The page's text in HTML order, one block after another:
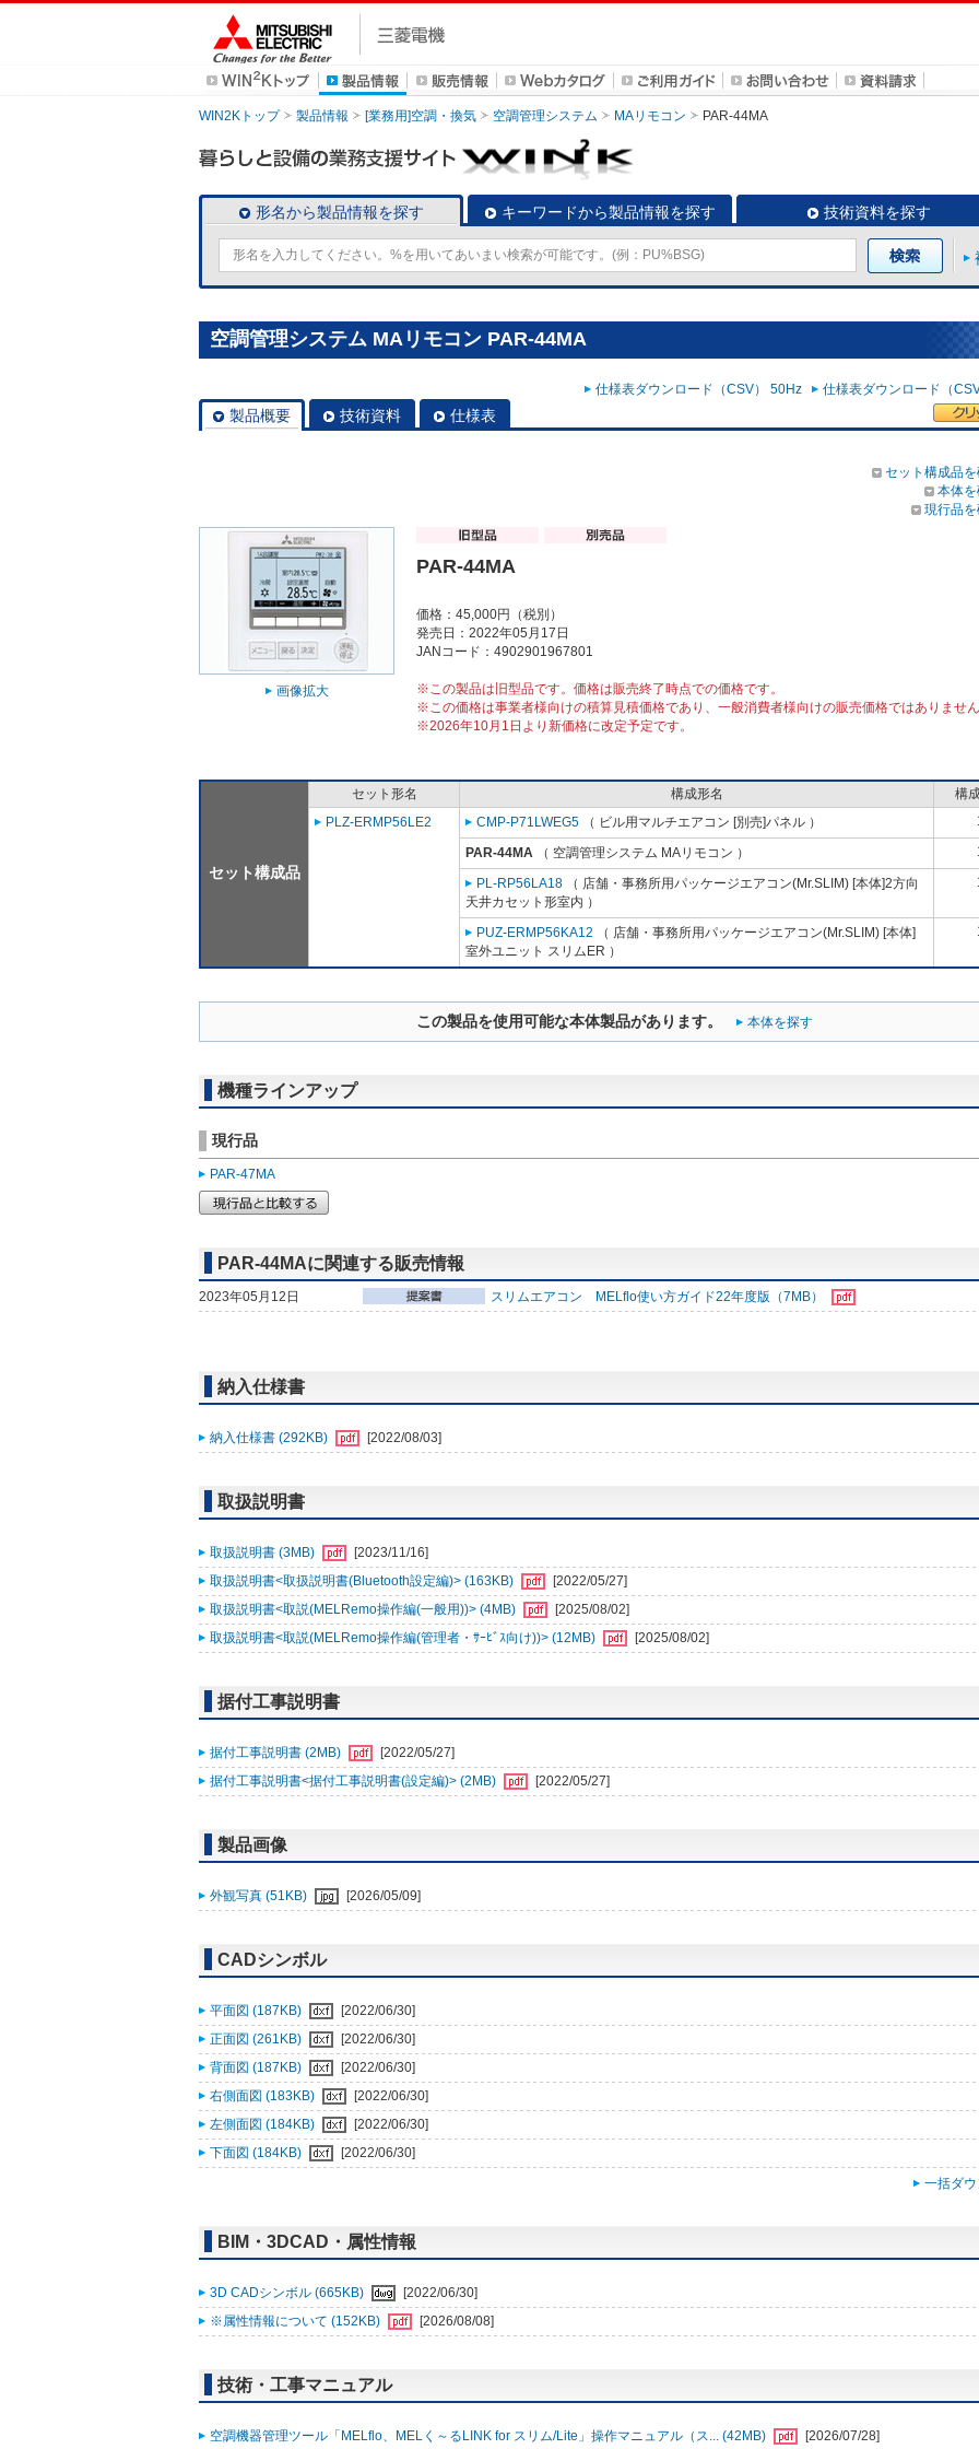
WIN2Kトップ 製品情報 [業務用]空調・換気 空調管理システム MAリモコン PAR-44MA
形名から製品情報を探す キーワードから製品情報を探す 技術資料を探す
空調管理システム MAリモコン PAR-44MA
仕様表ダウンロード（CSV） 50Hz 仕様表ダウンロード（
製品概要 技術資料 仕様表
セット構成品
本体
現行品
画像拡大
PAR-44MA
価格：45,000円（税別）
発売日：2022年05月17日
JANコード：4902901967801
※この製品は旧型品です。価格は販売終了時点での価格です。
※この価格は事業者様向けの積算見積価格であり、一般消費者様向けの販売価格ではありませ
※2026年10月1日より新価格に改定予定です。
セット構成品
セット形名 構成形名
構
PLZ-ERMP56LE2
CMP-P71LWEG5 （ ビル用マルチエアコン [別売]パネル ）
PAR-44MA （ 空調管理システム MAリモコン ）
PL-RP56LA18 （ 店舗・事務所用パッケージエアコン(Mr.SLIM) [本体]2方向
天井カセット形室内 ）
PUZ-ERMP56KA12 （ 店舗・事務所用パッケージエアコン(Mr.SLIM) [本体]
室外ユニット スリムER ）
この製品を使用可能な本体製品があります。 本体を探す
機種ラインアップ
現行品
PAR-47MA
PAR-44MAに関連する販売情報
2023年05月12日 スリムエアコン MELflo使い方ガイド22年度版（7MB）
納入仕様書
納入仕様書 (292KB) [2022/08/03]
取扱説明書
取扱説明書 (3MB)
[2023/11/16]
取扱説明書<取扱説明書(Bluetooth設定編)> (163KB)
[2022/05/27]
取扱説明書<取説(MELRemo操作編(一般用))> (4MB)
[2025/08/02]
取扱説明書<取説(MELRemo操作編(管理者・ｻｰﾋﾞｽ向け))> (12MB)
[2025/08/02]
据付工事説明書
据付工事説明書 (2MB)
[2022/05/27]
据付工事説明書<据付工事説明書(設定編)> (2MB)
[2022/05/27]
製品画像
外観写真 (51KB) [2026/05/09]
CADシンボル
平面図 (187KB)
[2022/06/30]
正面図 (261KB)
[2022/06/30]
背面図 (187KB)
[2022/06/30]
右側面図 (183KB)
[2022/06/30]
左側面図 (184KB)
[2022/06/30]
下面図 (184KB)
[2022/06/30]
一括ダ
BIM・3DCAD・属性情報
3D CADシンボル (665KB)
[2022/06/30]
※属性情報について (152KB)
[2026/08/08]
技術・工事マニュアル
空調機器管理ツール「MELflo、MELく～るLINK for スリム/Lite」操作マニュアル（ス... (42MB) [2026/07/28]